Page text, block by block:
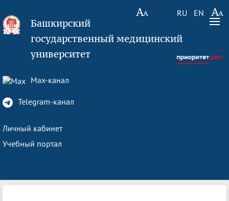
RU EN
Башкирский
государственный медицинский
университет
Max-канал
Telegram-канал
Личный кабинет
Учебный портал